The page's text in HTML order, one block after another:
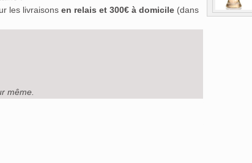
les livraisons en relais et 300€ à domicile (dans
même.